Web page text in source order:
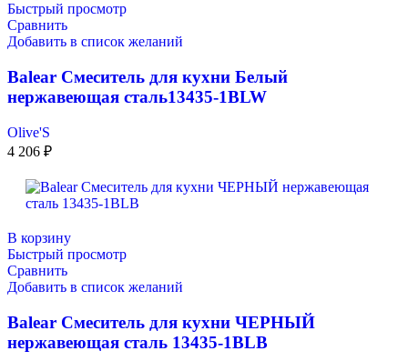
Быстрый просмотр
Сравнить
Добавить в список желаний
Balear Смеситель для кухни Белый
нержавеющая сталь13435-1BLW
Olive'S
4 206 ₽
В корзину
Быстрый просмотр
Сравнить
Добавить в список желаний
Balear Смеситель для кухни ЧЕРНЫЙ
нержавеющая сталь 13435-1BLB